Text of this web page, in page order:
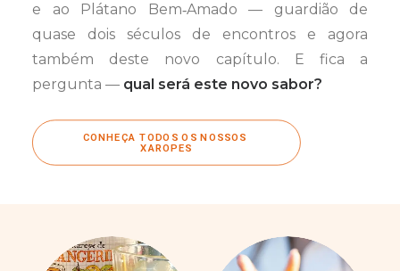
e ao Plátano Bem‑Amado — guardião de
quase dois séculos de encontros e agora
também deste novo capítulo. E fica a
pergunta — qual será este novo sabor?
CONHEÇA TODOS OS NOSSOS
XAROPES